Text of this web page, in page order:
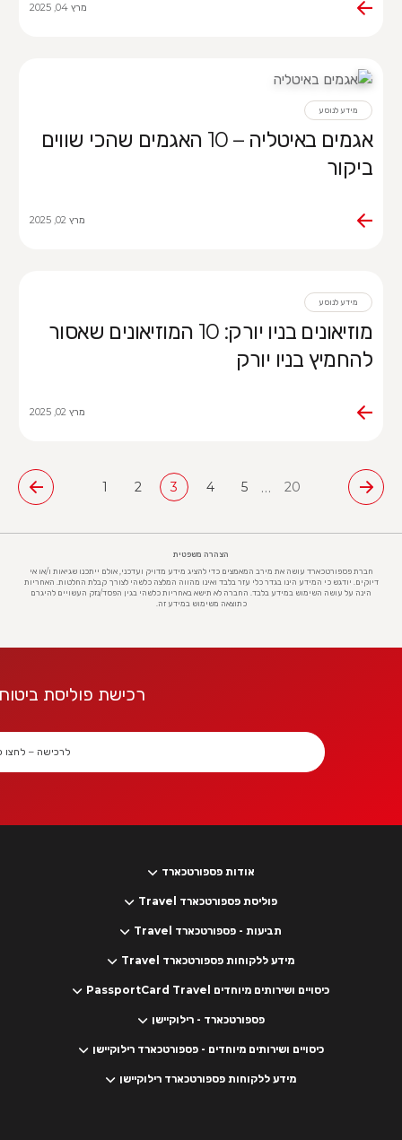
מרץ 04, 2025
מידע לנוסע
אגמים באיטליה – 10 האגמים שהכי שווים
ביקור
מרץ 02, 2025
מידע לנוסע
מוזיאונים בניו יורק: 10 המוזיאונים שאסור
להחמיץ בניו יורק
מרץ 02, 2025
1 2 3 4 5 … 20
הצהרה משפטית
חברת פספורטכארד עושה את מירב המאמצים כדי להציג מידע מדויק ועדכני, אולם ייתכנו שגיאות ו/או אי
דיוקים. יודגש כי המידע הינו בגדר כלי עזר בלבד ואינו מהווה המלצה כלשהי לצורך קבלת החלטות. האחריות
הינה על עושה השימוש במידע בלבד. החברה לא תישא באחריות כלשהי בגין הפסד/נזק העשויים להיגרם
כתוצאה משימוש במידע זה.
רכישת פוליסת
לרכישה – לחצו
אודות פספורטכארד
פוליסת פספורטכארד Travel
תביעות - פספורטכארד Travel
מידע ללקוחות פספורטכארד Travel
כיסויים ושירותים מיוחדים PassportCard Travel
פספורטכארד - רילוקיישן
כיסויים ושירותים מיוחדים - פספורטכארד רילוקיישן
מידע ללקוחות פספורטכארד רילוקיישן